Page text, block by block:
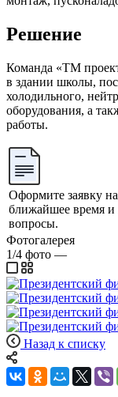
Решение
Команда «ТМ
в здании школы,
холодильного,
оборудования, а
работы.
Оформите заявку
ближайшее время и
вопросы.
Фотогалерея
1/4 фото —
Назад к списку